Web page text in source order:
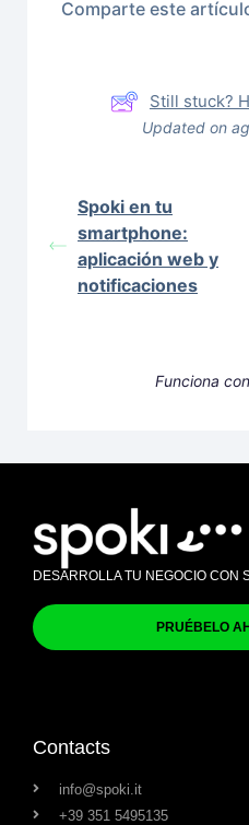
Comparte este
Still stuck?
Updated on
Spoki en tu
smartphone:
aplicación web y
notificaciones
Funciona con
DESARROLLA TU NEGOCIO CON
PRUÉBELO
Contacts
info@spoki.it
+39 351 5495135